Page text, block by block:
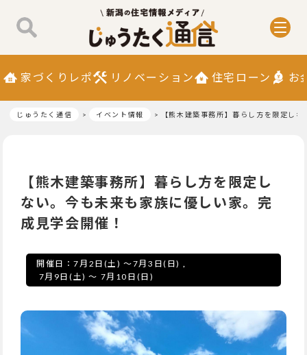
家づくりレポ リノベーション 住宅ローン お
じゅうたく通信 イベント情報 【熊木建築事務所】暮らし方を限定し
【熊木建築事務所】暮らし方を限定し
ない。今も未来も家族に優しい家。完
成見学会開催！
開催日：7月2日(土) ～7月3日(日) ,
7月9日(土) ～ 7月10日(日)